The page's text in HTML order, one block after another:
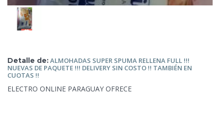
Detalle de:ALMOHADAS SUPER SPUMA RELLENA FULL !!!
NUEVAS DE PAQUETE !!! DELIVERY SIN COSTO !! TAMBIÉN EN
CUOTAS !!
ELECTRO ONLINE PARAGUAY OFRECE